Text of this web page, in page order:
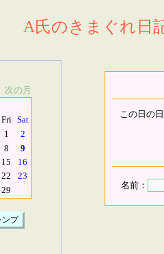
A氏のきまぐれ日
次の月
Fri Sat
1
2
8
9
15
16
22
23
29
この日の
名前：